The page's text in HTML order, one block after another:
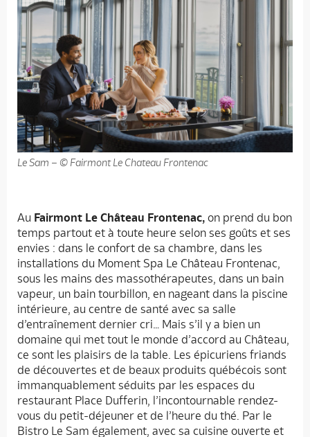
Le Sam – © Fairmont Le Chateau Frontenac
Au Fairmont Le Château Frontenac, on prend du bon
temps partout et à toute heure selon ses goûts et ses
envies : dans le confort de sa chambre, dans les
installations du Moment Spa Le Château Frontenac,
sous les mains des massothérapeutes, dans un bain
vapeur, un bain tourbillon, en nageant dans la piscine
intérieure, au centre de santé avec sa salle
d’entraînement dernier cri… Mais s’il y a bien un
domaine qui met tout le monde d’accord au Château,
ce sont les plaisirs de la table. Les épicuriens friands
de découvertes et de beaux produits québécois sont
immanquablement séduits par les espaces du
restaurant Place Dufferin, l’incontournable rendez-
vous du petit-déjeuner et de l’heure du thé. Par le
Bistro Le Sam également, avec sa cuisine ouverte et